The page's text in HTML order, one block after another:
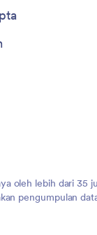
oleh lebih dari 35
pengumpulan